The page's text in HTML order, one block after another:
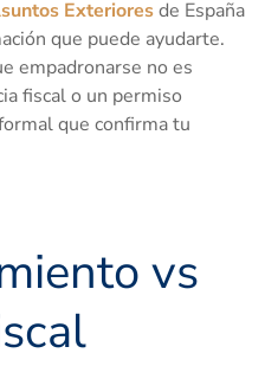
Exterioresde España
que puede ayudarte.
empadronarse no es
fiscal o un permiso
que confirma tu
vs